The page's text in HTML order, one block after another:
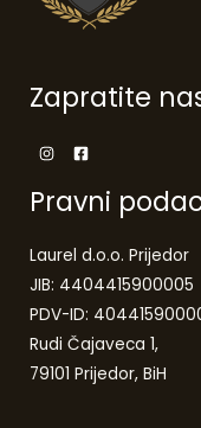
Zapratite
Pravni
Laurel d.o.o. Prijedor
JIB: 4404415900005
PDV-ID:
Rudi Čajaveca 1,
79101 Prijedor, BiH